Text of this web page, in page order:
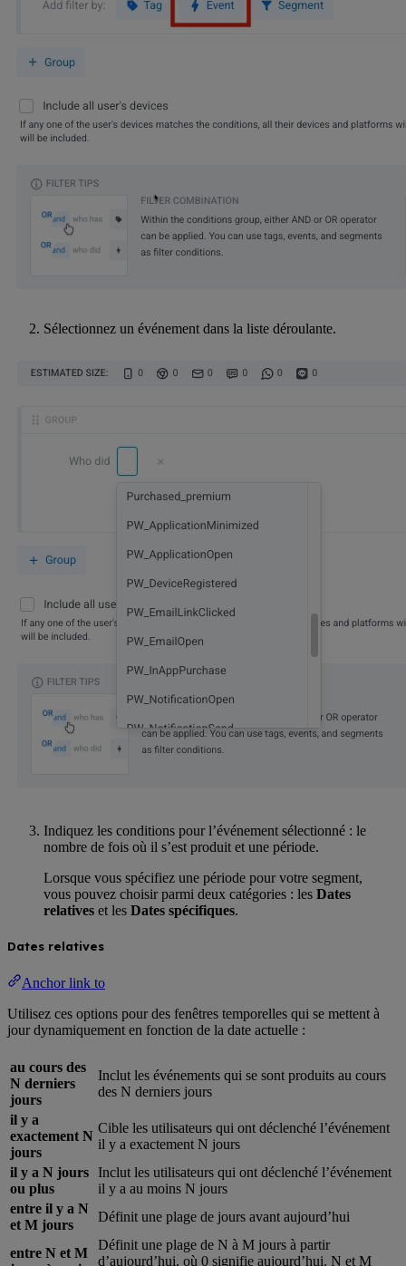
Sélectionnez un événement dans la liste déroulante.
Indiquez les conditions pour l’événement sélectionné : le
nombre de fois où il s’est produit et une période.
Lorsque vous spécifiez une période pour votre segment,
vous pouvez choisir parmi deux catégories : les Dates
relatives et les Dates spécifiques.
Dates relatives
Anchor link to
Utilisez ces options pour des fenêtres temporelles qui se mettent à
jour dynamiquement en fonction de la date actuelle :
au cours des
N derniers
jours
Inclut les événements qui se sont produits au cours
des N derniers jours
il y a
exactement N
jours
Cible les utilisateurs qui ont déclenché l’événement
il y a exactement N jours
il y a N jours
ou plus
Inclut les utilisateurs qui ont déclenché l’événement
il y a au moins N jours
entre il y a N
et M jours
Définit une plage de jours avant aujourd’hui
entre N et M
Définit une plage de N à M jours à partir
d’aujourd’hui, où 0 signifie aujourd’hui. N et M